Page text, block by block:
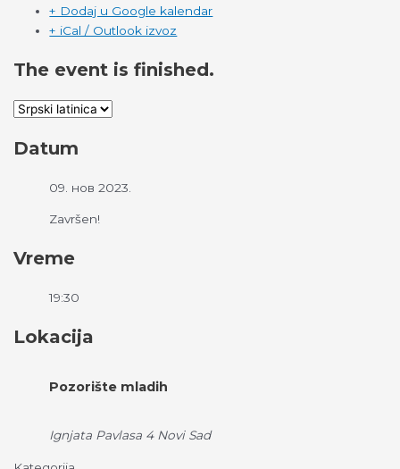
+ Dodaj u Google kalendar
+ iCal / Outlook izvoz
The event is finished.
Datum
09. нов 2023.
Završen!
Vreme
19:30
Lokacija
Pozorište mladih
Ignjata Pavlasa 4 Novi Sad